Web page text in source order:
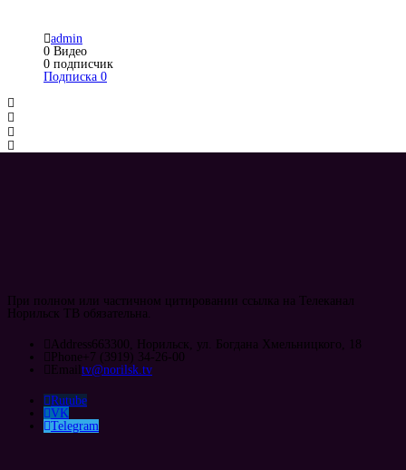
admin
0 Видео
0 подписчик
Подписка 0
При полном или частичном цитировании ссылка на Телеканал
Норильск ТВ обязательна.
Address663300, Норильск, ул. Богдана Хмельницкого, 18
Phone +7 (3919) 34-26-00
Emailtv@norilsk.tv
Rutube
VK
Telegram